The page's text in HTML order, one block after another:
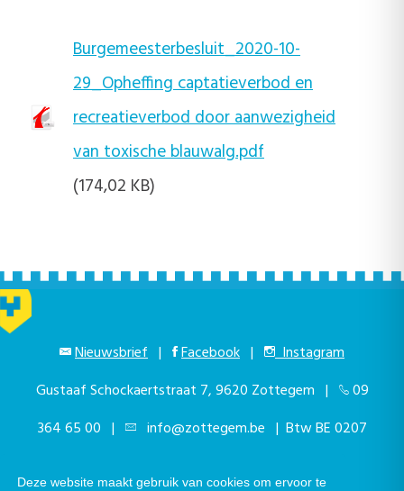
Deze website maakt gebruik van cookies om ervoor te
Burgemeesterbesluit_2020-10-
29_Opheffing captatieverbod en
recreatieverbod door aanwezigheid
van toxische blauwalg.pdf
(174,02 KB)
Nieuwsbrief | Facebook |
Instagram
Gustaaf Schockaertstraat 7, 9620 Zottegem |
09
364 65 00 | info@zottegem.be | Btw BE 0207